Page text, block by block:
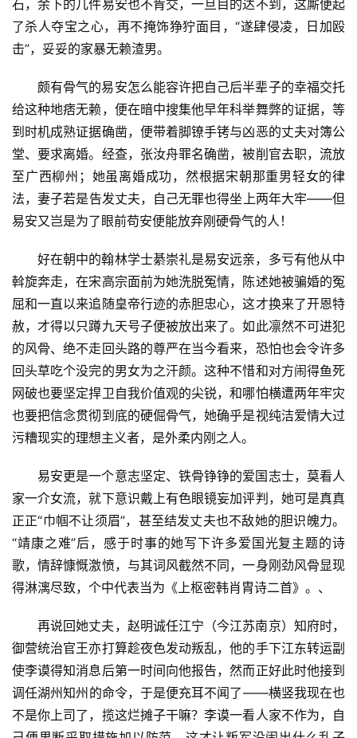
石，余下的几件易安也不肯交，一旦目的达不到，这厮便起
了杀人夺宝之心，再不掩饰狰狞面目，“遂肆侵凌，日加殴
击”，妥妥的家暴无赖渣男。
颇有骨气的易安怎么能容许把自己后半辈子的幸福交托
给这种地痞无赖，便在暗中搜集他早年科举舞弊的证据，等
到时机成熟证据确凿，便带着脚镣手铐与凶恶的丈夫对簿公
堂、要求离婚。经查，张汝舟罪名确凿，被削官去职，流放
至广西柳州；她虽离婚成功，然根据宋朝那重男轻女的律
法，妻子若是告发丈夫，自己无罪也得坐上两年大牢——但
易安又岂是为了眼前苟安便能放弃刚硬骨气的人！
好在朝中的翰林学士綦崇礼是易安远亲，多亏有他从中
斡旋奔走，在宋高宗面前为她洗脱冤情，陈述她被骗婚的冤
屈和一直以来追随皇帝行迹的赤胆忠心，这才换来了开恩特
赦，才得以只蹲九天号子便被放出来了。如此凛然不可进犯
的风骨、绝不走回头路的尊严在当今看来，恐怕也会令许多
回头草吃个没完的男女为之汗颜。这种不惜和对方闹得鱼死
网破也要坚定捍卫自我价值观的尖锐，和哪怕横遭两年牢灾
也要把信念贯彻到底的硬倔骨气，她确乎是视纯洁爱情大过
污糟现实的理想主义者，是外柔内刚之人。
易安更是一个意志坚定、铁骨铮铮的爱国志士，莫看人
家一介女流，就下意识戴上有色眼镜妄加评判，她可是真真
正正“巾帼不让须眉”，甚至结发丈夫也不敌她的胆识魄力。
“靖康之难”后，感于时事的她写下许多爱国光复主题的诗
歌，情辞慷慨激愤，与其词风截然不同，一身刚劲风骨显现
得淋漓尽致，个中代表当为《上枢密韩肖胄诗二首》。、
再说回她丈夫，赵明诚任江宁（今江苏南京）知府时，
御营统治官王亦打算趁夜色发动叛乱，他的手下江东转运副
使李谟得知消息后第一时间向他报告，然而正好此时他接到
调任湖州知州的命令，于是便充耳不闻了——横竖我现在也
不是你上司了，揽这烂摊子干嘛？李谟一看人家不作为，自